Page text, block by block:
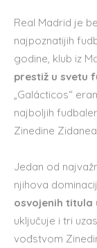
Real Madrid je
najpoznatijih
godine, klub iz
prestiž u svetu
„Galácticos“
najboljih
Zinedine
Jedan od
njihova
osvojenih titula
uključuje i tri
vođstvom